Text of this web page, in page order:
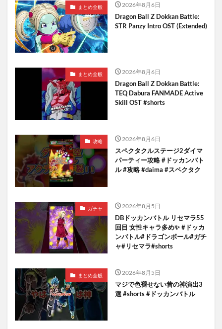
まとめ全般 2026年8月6日
Dragon Ball Z Dokkan Battle:
STR Panzy Intro OST (Extended)
まとめ全般 2026年8月6日
Dragon Ball Z Dokkan Battle:
TEQ Dabura FANMADE Active
Skill OST #shorts
攻略 2026年8月6日
スペクタクルステージ2ダイマ
パーティー攻略 #ドッカンバト
ル #攻略 #daima #スペクタク
ガチャ 2026年8月5日
DBドッカンバトル リセマラ55
回目 女性キャラ多め✨️ #ドッカ
ンバトル#ドラゴンボール#ガチ
ャ#リセマラ#shorts
まとめ全般 2026年8月5日
マジで色褪せない昔の神演出3
選 #shorts #ドッカンバトル